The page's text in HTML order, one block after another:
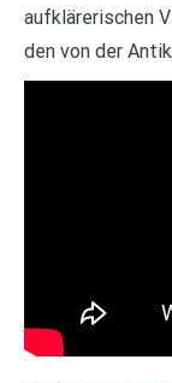
aufklärerischen
den von der